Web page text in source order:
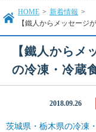
HOME > 新着情報 >
【鐵人からメッセージ
【鐵人からメ
の冷凍・冷蔵
2018.09.26
茨城県・栃木県の冷凍